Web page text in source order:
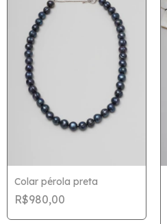
Colar pérola preta
R$980,00